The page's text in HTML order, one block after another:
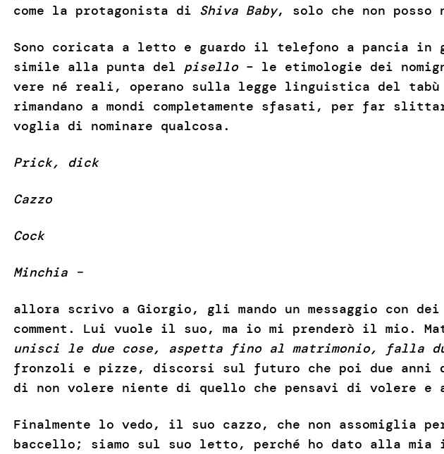
come la protagonista di Shiva Baby, solo che non posso
Sono coricata a letto e guardo il telefono a pancia in
simile alla punta del pisello– le etimologie dei
vere né reali, operano sulla legge linguistica del
rimandano a mondi completamente sfasati, per far
voglia di nominare qualcosa.
Prick, dick
Cazzo
Cock
Minchia –
allora scrivo a Giorgio, gli mando un messaggio con
comment. Lui vuole il suo, ma io mi prenderò il mio.
unisci le due cose, aspetta fino al matrimonio, falla
fronzoli e pizze, discorsi sul futuro che poi due anni
di non volere niente di quello che pensavi di volere e
Finalmente lo vedo, il suo cazzo, che non
baccello; siamo sul suo letto, perché ho dato alla